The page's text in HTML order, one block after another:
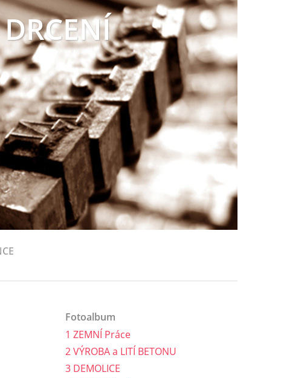
Fotoalbum
1 ZEMNÍ Práce
2 VÝROBA a LITÍ BETONU
3 DEMOLICE